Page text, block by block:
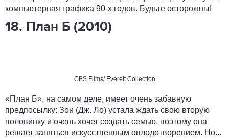
компьютерная графика 90-х годов. Будьте осторожны!
18. План Б (2010)
CBS Films/ Everett Collection
«План Б», на самом деле, имеет очень забавную
предпосылку: Зои (Дж. Ло) устала ждать свою вторую
половинку и очень хочет создать семью, поэтому она
решает заняться искусственным оплодотворением. Но...